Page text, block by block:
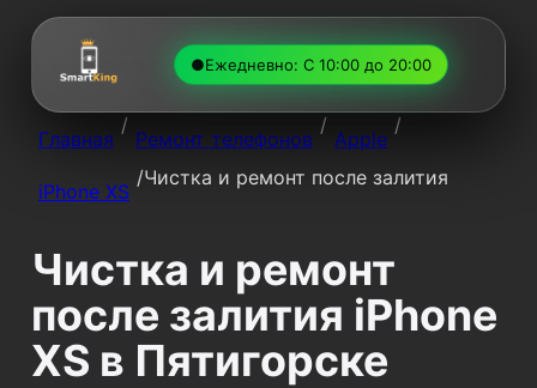
●Ежедневно: С 10:00 до 20:00
Главная
/
Ремонт телефонов
/
Apple
/
iPhone XS
/Чистка и ремонт после залития
Чистка и ремонт
после залития iPhone
XS в Пятигорске